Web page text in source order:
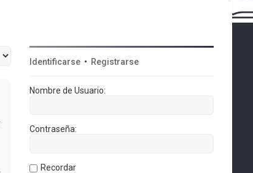
Identificarse • Registrarse
Nombre de Usuario:
Contraseña:
Recordar